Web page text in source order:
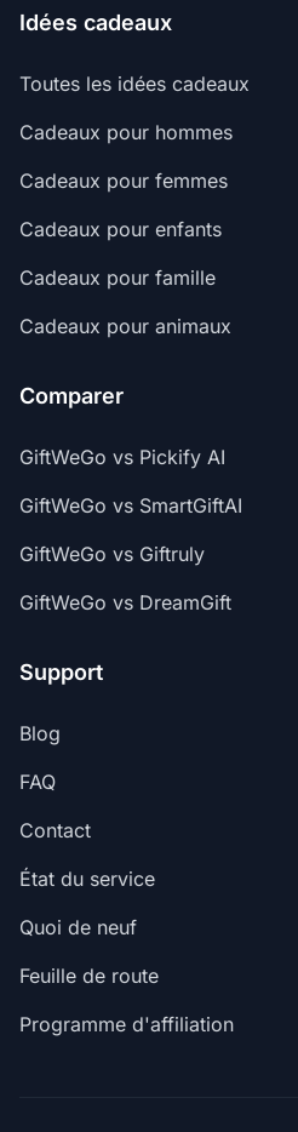
Idées cadeaux
Toutes les idées cadeaux
Cadeaux pour hommes
Cadeaux pour femmes
Cadeaux pour enfants
Cadeaux pour famille
Cadeaux pour animaux
Comparer
GiftWeGo vs Pickify AI
GiftWeGo vs SmartGiftAI
GiftWeGo vs Giftruly
GiftWeGo vs DreamGift
Support
Blog
FAQ
Contact
État du service
Quoi de neuf
Feuille de route
Programme d'affiliation